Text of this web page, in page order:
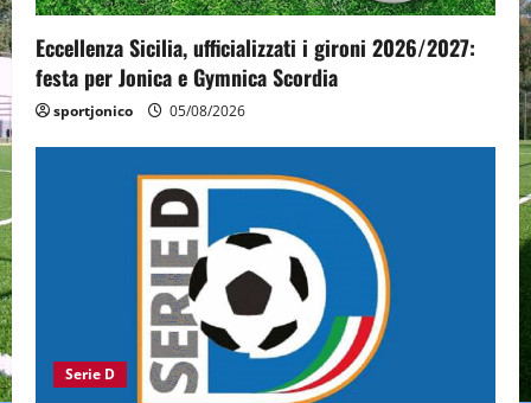
Eccellenza Sicilia, ufficializzati i gironi 2026/2027:
festa per Jonica e Gymnica Scordia
sportjonico 05/08/2026
Serie D